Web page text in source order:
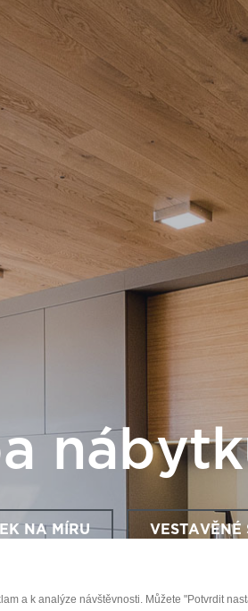
a k analýze návštěvnosti. Můžete "Potvrdit
NA MÍRU VESTAVĚNÉ